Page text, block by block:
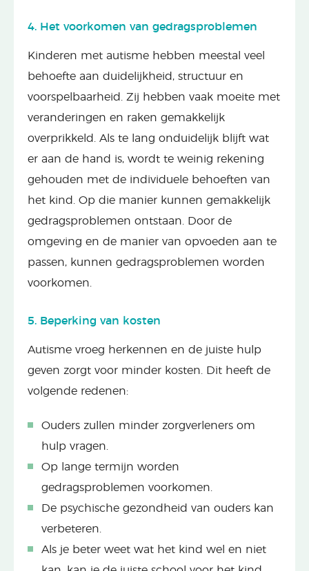
4. Het voorkomen van gedragsproblemen
Kinderen met autisme hebben meestal veel
behoefte aan duidelijkheid, structuur en
voorspelbaarheid. Zij hebben vaak moeite met
veranderingen en raken gemakkelijk
overprikkeld. Als te lang onduidelijk blijft wat
er aan de hand is, wordt te weinig rekening
gehouden met de individuele behoeften van
het kind. Op die manier kunnen gemakkelijk
gedragsproblemen ontstaan. Door de
omgeving en de manier van opvoeden aan te
passen, kunnen gedragsproblemen worden
voorkomen.
5. Beperking van kosten
Autisme vroeg herkennen en de juiste hulp
geven zorgt voor minder kosten. Dit heeft de
volgende redenen:
Ouders zullen minder zorgverleners om
hulp vragen.
Op lange termijn worden
gedragsproblemen voorkomen.
De psychische gezondheid van ouders kan
verbeteren.
Als je beter weet wat het kind wel en niet